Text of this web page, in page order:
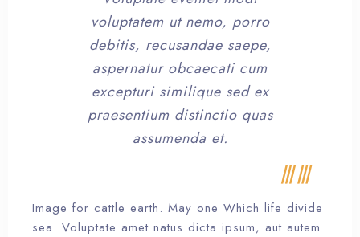
voluptatem ut nemo, porro
debitis, recusandae saepe,
aspernatur obcaecati cum
excepturi similique sed ex
praesentium distinctio quas
assumenda et.
Image for cattle earth. May one Which life divide
sea. Voluptate amet natus dicta ipsum, aut autem